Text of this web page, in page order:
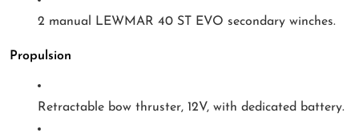
2 manual LEWMAR 40 ST EVO secondary winches.
Propulsion
Retractable bow thruster, 12V, with dedicated battery.